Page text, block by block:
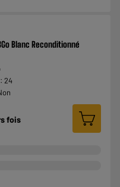
Blanc Reconditionné
24
fois